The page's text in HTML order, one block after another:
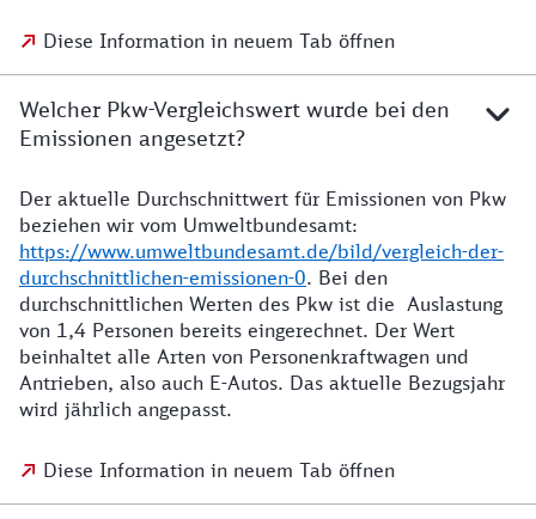
Diese Information in neuem Tab öffnen
Welcher Pkw-Vergleichswert wurde bei den
Emissionen angesetzt?
Der aktuelle Durchschnittwert für Emissionen von Pkw
beziehen wir vom Umweltbundesamt:
https://www.umweltbundesamt.de/bild/vergleich-der-
durchschnittlichen-emissionen-0. Bei den
durchschnittlichen Werten des Pkw ist die Auslastung
von 1,4 Personen bereits eingerechnet. Der Wert
beinhaltet alle Arten von Personenkraftwagen und
Antrieben, also auch E-Autos. Das aktuelle Bezugsjahr
wird jährlich angepasst.
Diese Information in neuem Tab öffnen